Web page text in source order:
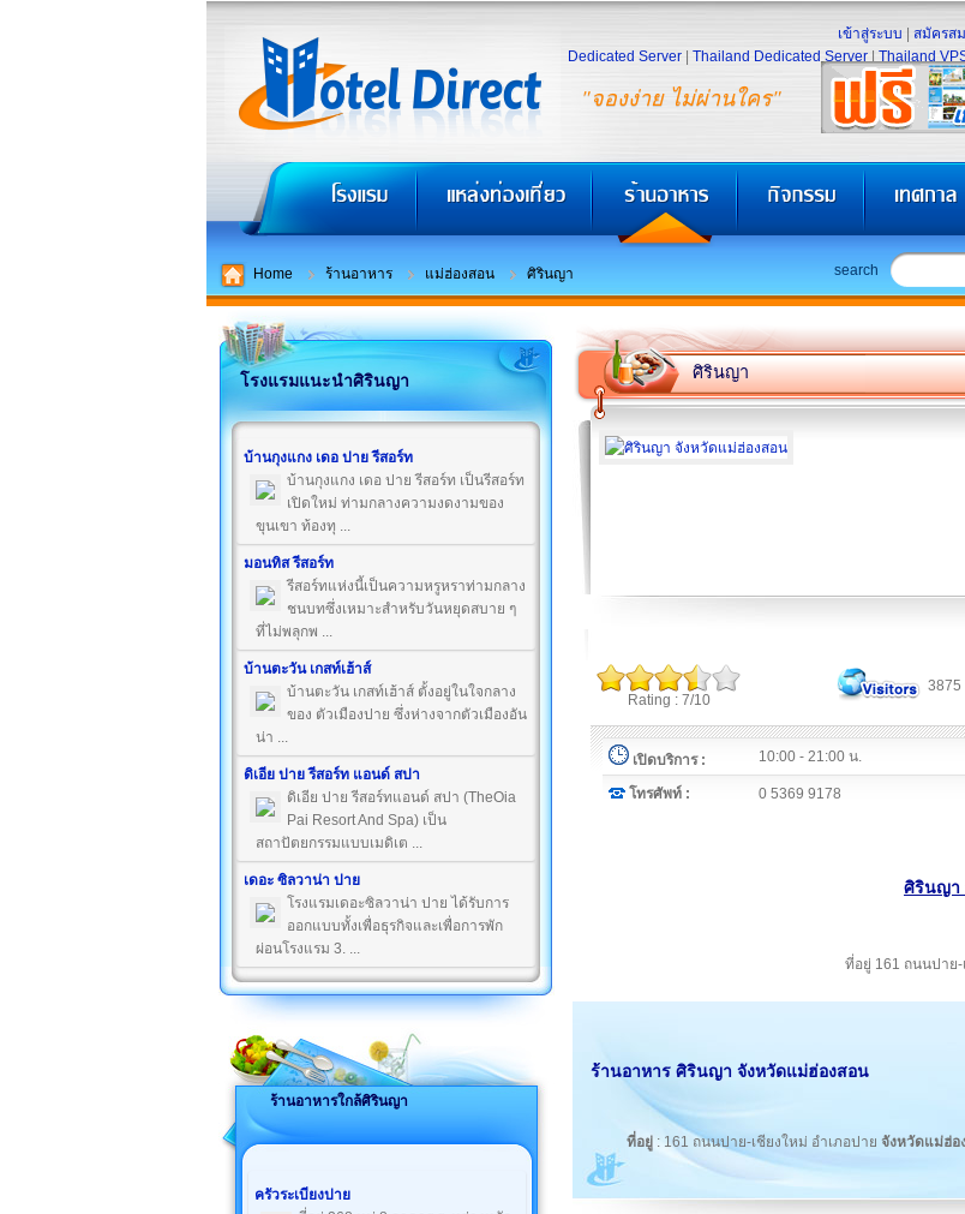
"จองง่าย ไม่ผ่านใคร"
เข้าสู่ระบบ สมัครส
Dedicated Server
Thailand Dedicated Server Thailand
Home ร้านอาหาร แม่ฮ่องสอน ศิรินญา search
โรงแรมแนะนำศิรินญา
บ้านกุงแกง เดอ ปาย รีสอร์ท
บ้านกุงแกง เดอ ปาย รีสอร์ท เป็นรีสอร์ท
เปิดใหม่ ท่ามกลางความงดงามของ
ขุนเขา ท้องทุ ...
มอนทิส รีสอร์ท
รีสอร์ทแห่งนี้เป็นความหรูหราท่ามกลาง
ชนบทซึ่งเหมาะสำหรับวันหยุดสบาย ๆ
ที่ไม่พลุกพ ...
บ้านตะวัน เกสท์เฮ้าส์
บ้านตะวัน เกสท์เฮ้าส์ ตั้งอยู่ในใจกลาง
ของ ตัวเมืองปาย ซึ่งห่างจากตัวเมืองอัน
น่า ...
ดิเอีย ปาย รีสอร์ท แอนด์ สปา
ดิเอีย ปาย รีสอร์ทแอนด์ สปา (TheOia
Pai Resort And Spa) เป็น
สถาปัตยกรรมแบบเมดิเต ...
เดอะ ซิลวาน่า ปาย
โรงแรมเดอะซิลวาน่า ปาย ได้รับการ
ออกแบบทั้งเพื่อธุรกิจและเพื่อการพัก
ผ่อนโรงแรม 3. ...
ร้านอาหารใกล้ศิรินญา
ครัวระเบียงปาย
ศิรินญา
Rating : 7/10
3875
เปิดบริการ : 10:00 - 21:00 น.
โทรศัพท์ : 0 5369 9178
ศิรินญา
ที่อยู่ 161 ถนนปาย-
ร้านอาหาร ศิรินญา จังหวัดแม่ฮ่องสอน
ที่อยู่ : 161 ถนนปาย-เชียงใหม่ อำเภอปาย จังหวัดแม่ฮ่อ